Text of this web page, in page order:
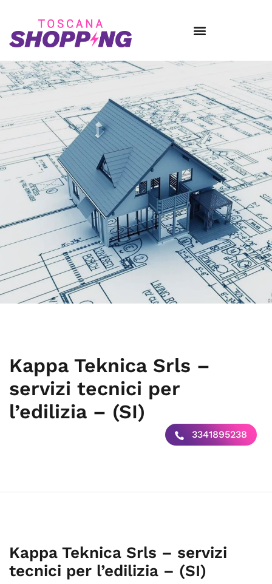
Kappa Teknica Srls –
servizi tecnici per
l’edilizia – (SI)
3341895238
Kappa Teknica Srls – servizi
tecnici per l’edilizia – (SI)